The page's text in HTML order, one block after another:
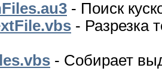
- Поиск
- Разрезка
- Собирает